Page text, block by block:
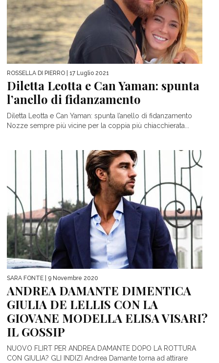
ROSSELLA DI PIERRO | 17 Luglio 2021
Diletta Leotta e Can Yaman: spunta
l’anello di fidanzamento
Diletta Leotta e Can Yaman: spunta l’anello di fidanzamento
Nozze sempre più vicine per la coppia più chiacchierata...
SARA FONTE | 9 Novembre 2020
ANDREA DAMANTE DIMENTICA
GIULIA DE LELLIS CON LA
GIOVANE MODELLA ELISA VISARI?
IL GOSSIP
NUOVO FLIRT PER ANDREA DAMANTE DOPO LA ROTTURA
CON GIULIA? GLI INDIZI Andrea Damante torna ad attirare